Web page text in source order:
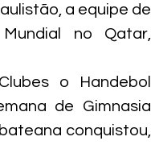
a equipe de
no Qatar,
o Handebol
de Gimnasia
conquistou,